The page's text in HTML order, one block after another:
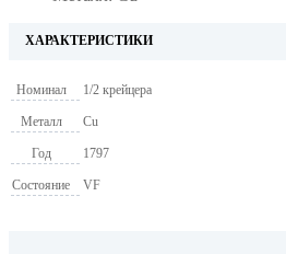
ХАРАКТЕРИСТИКИ
Номинал 1/2 крейцера
Металл Cu
Год 1797
Состояние VF